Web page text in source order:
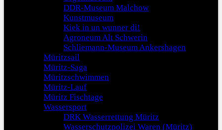
DDR-Museum Malchow
Kunstmuseum
Kiek in un wunner di!
Agroneum Alt Schwerin
Schliemann-Museum Ankershagen
Müritzsail
Müritz-Saga
Müritzschwimmen
Müritz-Lauf
Müritz Fischtage
Wassersport
DRK Wasserrettung Müritz
Wasserschutzpolizei Waren (Müritz)